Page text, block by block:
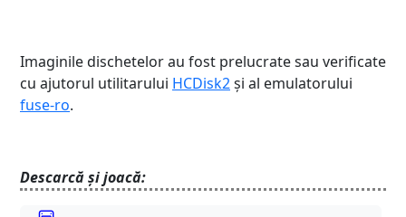
Imaginile dischetelor au fost prelucrate sau verificate
cu ajutorul utilitarului HCDisk2și al emulatorului
fuse-ro.
Descarcă și joacă: